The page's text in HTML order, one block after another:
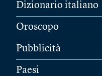
Dizionario italiano
Oroscopo
Pubblicità
Paesi